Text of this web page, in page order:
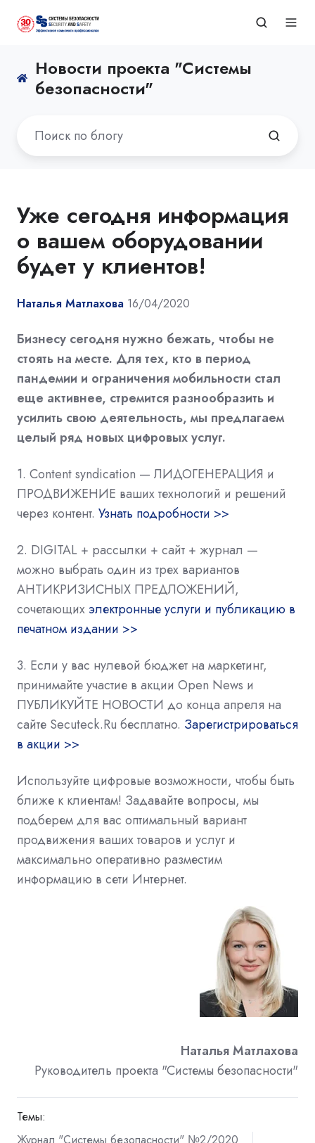
Новости проекта "Системы
безопасности"
Уже сегодня информация
о вашем оборудовании
будет у клиентов!
Наталья Матлахова 16/04/2020
Бизнесу сегодня нужно бежать, чтобы не
стоять на месте. Для тех, кто в период
пандемии и ограничения мобильности стал
еще активнее, стремится разнообразить и
усилить свою деятельность, мы предлагаем
целый ряд новых цифровых услуг.
1. Content syndication — ЛИДОГЕНЕРАЦИЯ и
ПРОДВИЖЕНИЕ ваших технологий и решений
через контент. Узнать подробности >>
2. DIGITAL + рассылки + сайт + журнал —
можно выбрать один из трех вариантов
АНТИКРИЗИСНЫХ ПРЕДЛОЖЕНИЙ,
сочетающих электронные услуги и публикацию в
печатном издании >>
3. Если у вас нулевой бюджет на маркетинг,
принимайте участие в акции Open News и
ПУБЛИКУЙТЕ НОВОСТИ до конца апреля на
сайте Secuteck.Ru бесплатно. Зарегистрироваться
в акции >>
Используйте цифровые возможности, чтобы быть
ближе к клиентам! Задавайте вопросы, мы
подберем для вас оптимальный вариант
продвижения ваших товаров и услуг и
максимально оперативно разместим
информацию в сети Интернет.
Наталья Матлахова
Руководитель проекта "Системы безопасности"
Темы: